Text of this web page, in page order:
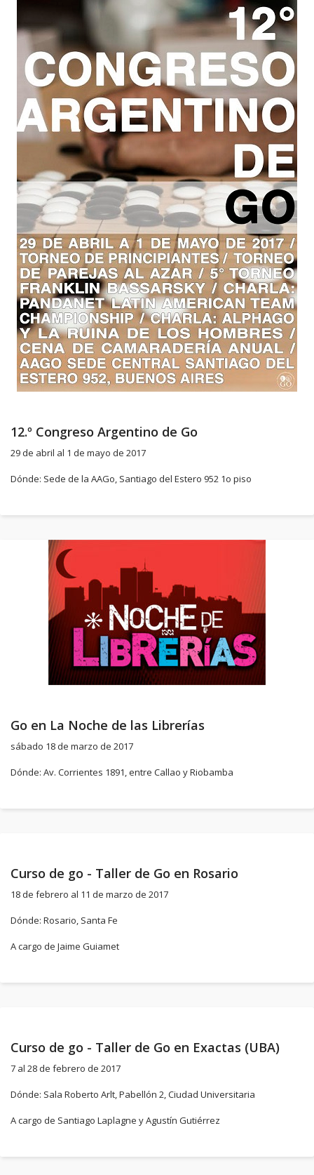
12.º Congreso Argentino de Go
29 de abril al 1 de mayo de 2017
Dónde: Sede de la AAGo, Santiago del Estero 952 1o piso
Go en La Noche de las Librerías
sábado 18 de marzo de 2017
Dónde: Av. Corrientes 1891, entre Callao y Riobamba
Curso de go - Taller de Go en Rosario
18 de febrero al 11 de marzo de 2017
Dónde: Rosario, Santa Fe
A cargo de Jaime Guiamet
Curso de go - Taller de Go en Exactas (UBA)
7 al 28 de febrero de 2017
Dónde: Sala Roberto Arlt, Pabellón 2, Ciudad Universitaria
A cargo de Santiago Laplagne y Agustín Gutiérrez